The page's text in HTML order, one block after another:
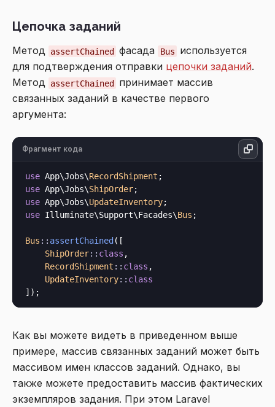
Цепочка заданий
Метод assertChained фасада Bus
используется
для подтверждения отправки цепочки заданий.
Метод assertChained принимает массив
связанных заданий в качестве первого
аргумента:
Фрагмент кода
use App\Jobs\RecordShipment
use App\Jobs\ShipOrder
use App\Jobs\UpdateInventory
use Illuminate\Support\Facades\Bus ;
Bus :: assertChained ([
ShipOrder:: class ,
RecordShipment :: class ,
UpdateInventory:: class
Как вы можете видеть в приведенном выше
примере, массив связанных заданий может быть
массивом имен классов заданий. Однако, вы
также можете предоставить массив фактических
экземпляров задания. При этом Laravel